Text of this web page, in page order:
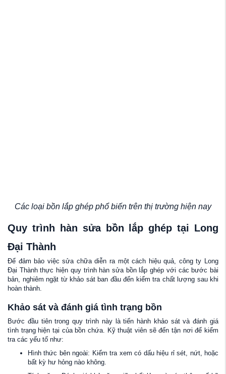
Các loại bồn lắp ghép phổ biến trên thị trường hiện nay
Quy trình hàn sửa bồn lắp ghép tại Long
Đại Thành
Để đảm bảo việc sửa chữa diễn ra một cách hiệu quả, công ty Long
Đại Thành thực hiện quy trình hàn sửa bồn lắp ghép với các bước bài
bản, nghiêm ngặt từ khảo sát ban đầu đến kiểm tra chất lượng sau khi
hoàn thành.
Khảo sát và đánh giá tình trạng bồn
Bước đầu tiên trong quy trình này là tiến hành khảo sát và đánh giá
tình trạng hiện tại của bồn chứa. Kỹ thuật viên sẽ đến tận nơi để kiểm
tra các yếu tố như:
Hình thức bên ngoài: Kiểm tra xem có dấu hiệu rỉ sét, nứt, hoặc
bất kỳ hư hỏng nào không.